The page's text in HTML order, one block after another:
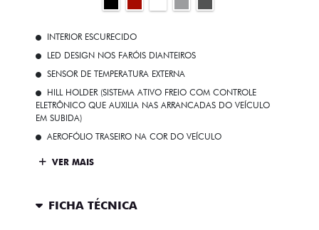
INTERIOR ESCURECIDO
LED DESIGN NOS FARÓIS DIANTEIROS
SENSOR DE TEMPERATURA EXTERNA
HILL HOLDER (SISTEMA ATIVO FREIO COM CONTROLE
ELETRÔNICO QUE AUXILIA NAS ARRANCADAS DO VEÍCULO
EM SUBIDA)
AEROFÓLIO TRASEIRO NA COR DO VEÍCULO
VER MAIS
FICHA TÉCNICA